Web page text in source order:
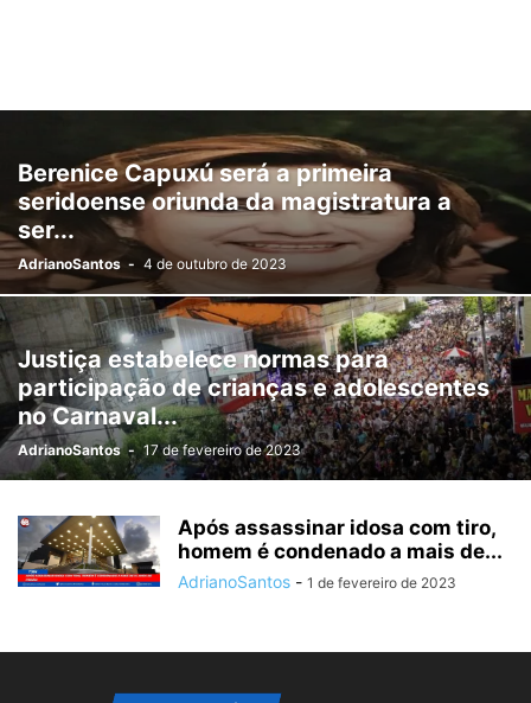
Berenice Capuxú será a primeira
seridoense oriunda da magistratura a
ser...
AdrianoSantos - 4 de outubro de 2023
Justiça estabelece normas para
participação de crianças e adolescentes
no Carnaval...
AdrianoSantos - 17 de fevereiro de 2023
Após assassinar idosa com tiro,
homem é condenado a mais de...
AdrianoSantos - 1 de fevereiro de 2023